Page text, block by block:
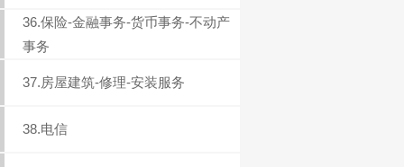
36.保险-金融事务-货币事务-不动产
事务
37.房屋建筑-修理-安装服务
38.电信